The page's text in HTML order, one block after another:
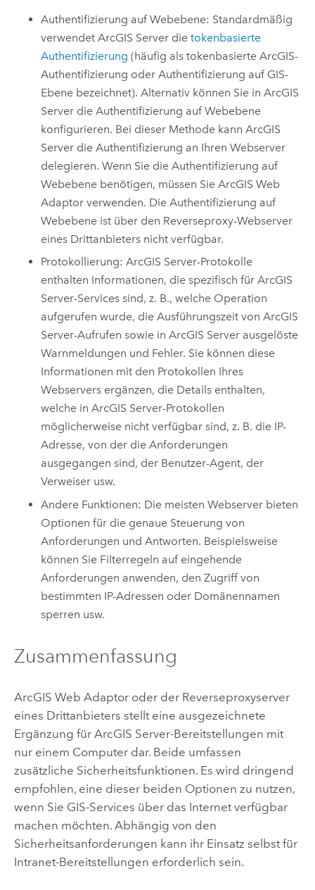
Authentifizierung auf Webebene: Standardmäßig
verwendetArcGIS Server dietokenbasierte
Authentifizierung (häufig als tokenbasierte ArcGIS-
Authentifizierung oder Authentifizierung auf GIS-
Ebene bezeichnet). Alternativ können Sie inArcGIS
Server die Authentifizierung auf Webebene
konfigurieren. Bei dieser Methode kannArcGIS
Server die Authentifizierung an Ihren Webserver
delegieren. Wenn Sie die Authentifizierung auf
Webebene benötigen, müssen Sie ArcGIS Web
Adaptor verwenden. Die Authentifizierung auf
Webebene ist über den Reverseproxy-Webserver
eines Drittanbieters nicht verfügbar.
Protokollierung:ArcGIS Server-Protokolle
enthalten Informationen, die spezifisch fürArcGIS
Server-Services sind, z. B., welche Operation
aufgerufen wurde, die Ausführungszeit vonArcGIS
Server-Aufrufen sowie inArcGIS Server ausgelöste
Warnmeldungen und Fehler. Sie können diese
Informationen mit den Protokollen Ihres
Webservers ergänzen, die Details enthalten,
welche inArcGIS Server-Protokollen
möglicherweise nicht verfügbar sind, z. B. die IP-
Adresse, von der die Anforderungen
ausgegangen sind, der Benutzer-Agent, der
Verweiser usw.
Andere Funktionen: Die meisten Webserver bieten
Optionen für die genaue Steuerung von
Anforderungen und Antworten. Beispielsweise
können Sie Filterregeln auf eingehende
Anforderungen anwenden, den Zugriff von
bestimmten IP-Adressen oder Domänennamen
sperren usw.
Zusammenfassung
ArcGIS Web Adaptor oder der Reverseproxyserver
eines Drittanbieters stellt eine ausgezeichnete
Ergänzung für ArcGIS Server-Bereitstellungen mit
nur einem Computer dar. Beide umfassen
zusätzliche Sicherheitsfunktionen. Es wird dringend
empfohlen, eine dieser beiden Optionen zu nutzen,
wenn Sie GIS-Services über das Internet verfügbar
machen möchten. Abhängig von den
Sicherheitsanforderungen kann ihr Einsatz selbst für
Intranet-Bereitstellungen erforderlich sein.